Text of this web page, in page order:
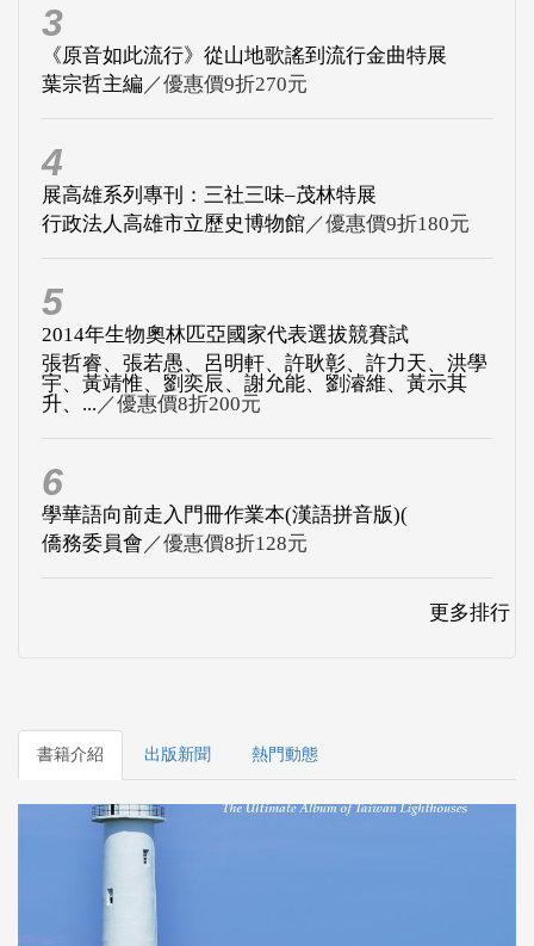
3
《原音如此流行》從山地歌謠到流行金曲特展
葉宗哲主編 ／優惠價9折270元
4
展高雄系列專刊：三社三味–茂林特展
行政法人高雄市立歷史博物館／優惠價9折180元
5
2014年生物奧林匹亞國家代表選拔競賽試
張哲睿、張若愚、呂明軒、許耿彰、許力天、洪學
宇、黃靖惟、劉奕辰、謝允能、劉濬維、黃示其
升、... ／優惠價8折200元
6
學華語向前走入門冊作業本(漢語拼音版)(
僑務委員會 ／優惠價8折128元
更多排行
書籍介紹 出版新聞 熱門動態